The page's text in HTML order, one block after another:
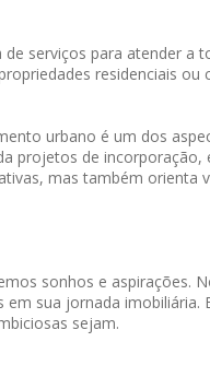
serviços para atender a
residenciais ou
urbano é um dos
projetos de
mas também orienta
sonhos e aspirações.
sua jornada
sejam.